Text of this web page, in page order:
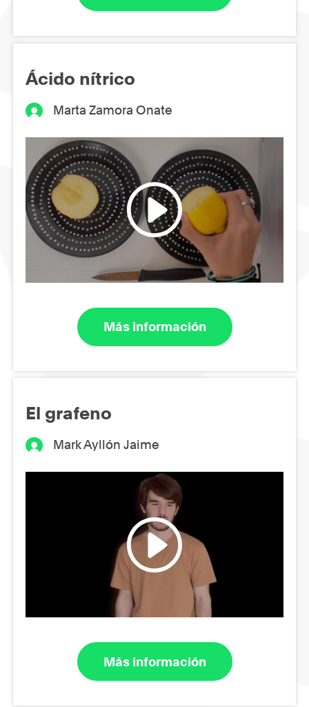
Ácido nítrico
Marta Zamora Onate
Más información
El grafeno
Mark Ayllón Jaime
Más información